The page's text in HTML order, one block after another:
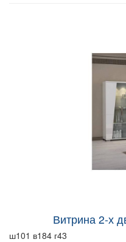
Витрина 2-х
ш101 в184 г43